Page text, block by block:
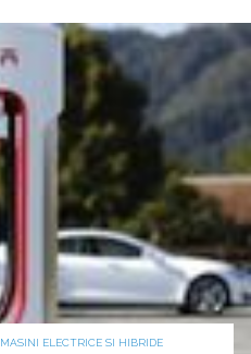
MASINI ELECTRICE SI HIBRIDE